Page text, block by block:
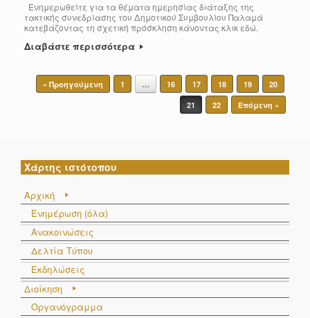
Ενημερωθείτε για τα θέματα ημερησίας διάταξης της
τακτικής συνεδρίασης του Δημοτικού Συμβουλίου Παλαμά
κατεβάζοντας τη σχετική πρόσκληση κάνοντας κλικ εδώ.
Διαβάστε περισσότερα
Post navigation
« Προηγούμενη 1 … 16 17 18 19
20
21
22 Επόμενη »
Χάρτης ιστότοπου
Αρχική
Ενημέρωση (όλα)
Ανακοινώσεις
Δελτία Τύπου
Εκδηλώσεις
Διοίκηση
Οργανόγραμμα